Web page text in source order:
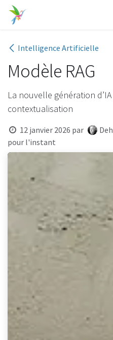
Se rendre au contenu
Intelligence Artificielle
Modèle RAG
La nouvelle génération
contextualisation
12 janvier 2026 par
pour l'instant